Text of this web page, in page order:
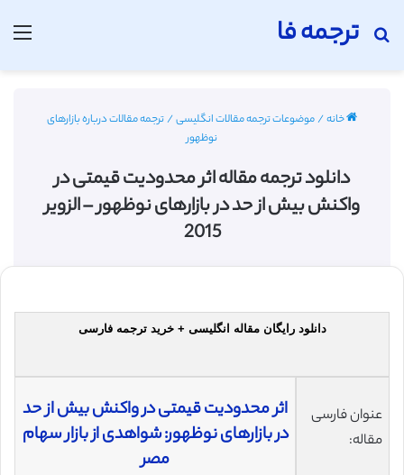
ترجمه فا
جستجو برای
خانه/موضوعات ترجمه مقالات انگلیسی/ترجمه مقالات درباره بازارهای
نوظهور
دانلود ترجمه مقاله اثر محدودیت قیمتی در
واکنش بیش از حد در بازارهای نوظهور – الزویر
2015
دانلود رایگان مقاله انگلیسی + خرید ترجمه فارسی
عنوان فارسی
مقاله:
اثر محدودیت قیمتی در واکنش بیش از حد
در بازارهای نوظهور: شواهدی از بازار سهام
مصر